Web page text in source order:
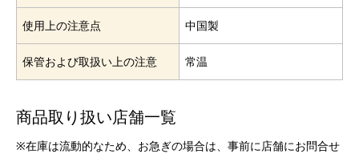
使用上の注意点 中国製
保管および取扱い上の注意 常温
商品取り扱い店舗一覧
※在庫は流動的なため、お急ぎの場合は、事前に店舗にお問合せ